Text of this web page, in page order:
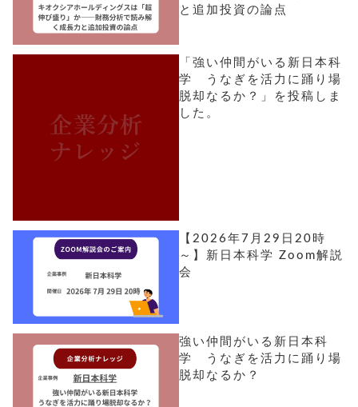
と追加投資の論点
「強い仲間がいる新日本科
学 うなぎを活力に踊り場
脱却なるか？」を投稿しま
した。
【2026年7月29日20時
～】新日本科学 Zoom解説
会
強い仲間がいる新日本科
学 うなぎを活力に踊り場
脱却なるか？